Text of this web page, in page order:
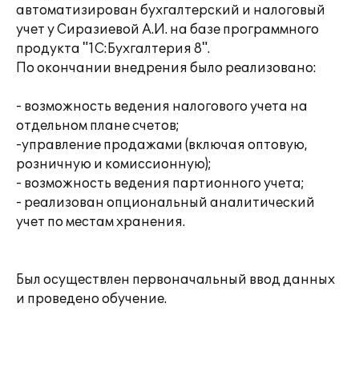
автоматизирован бухгалтерский и налоговый
учет у Сиразиевой А.И. на базе программного
продукта "1С:Бухгалтерия 8".
По окончании внедрения было реализовано:
- возможность ведения налогового учета на
отдельном плане счетов;
-управление продажами (включая оптовую,
розничную и комиссионную);
- возможность ведения партионного учета;
- реализован опциональный аналитический
учет по местам хранения.
Был осуществлен первоначальный ввод данных
и проведено обучение.